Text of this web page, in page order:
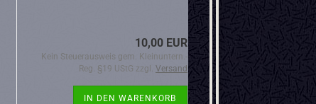
10,00 EUR
Kein Steuerausweis gem. Kleinuntern.-
Reg. §19 UStG zzgl. Versand
IN DEN WARENKORB